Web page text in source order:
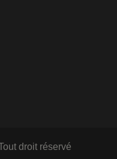
droit réservé